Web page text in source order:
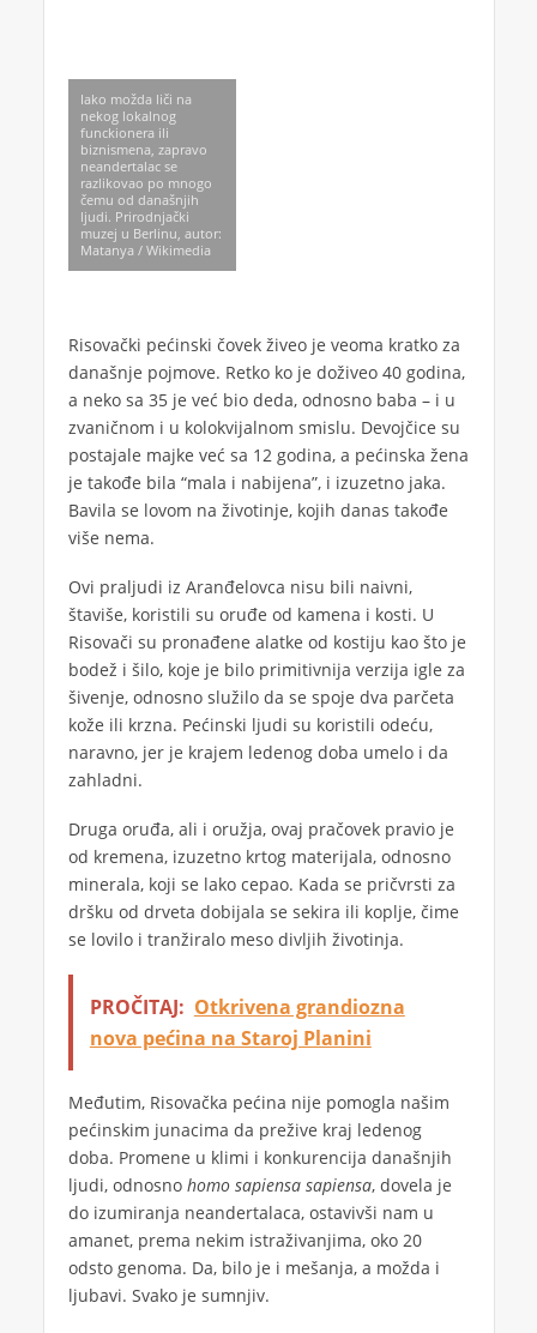
Iako možda liči na
nekog lokalnog
funckionera ili
biznismena, zapravo
neandertalac se
razlikovao po mnogo
čemu od današnjih
ljudi. Prirodnjački
muzej u Berlinu, autor:
Matanya / Wikimedia
Risovački pećinski čovek živeo je veoma kratko za
današnje pojmove. Retko ko je doživeo 40 godina,
a neko sa 35 je već bio deda, odnosno baba – i u
zvaničnom i u kolokvijalnom smislu. Devojčice su
postajale majke već sa 12 godina, a pećinska žena
je takođe bila “mala i nabijena”, i izuzetno jaka.
Bavila se lovom na životinje, kojih danas takođe
više nema.
Ovi praljudi iz Aranđelovca nisu bili naivni,
štaviše, koristili su oruđe od kamena i kosti. U
Risovači su pronađene alatke od kostiju kao što je
bodež i šilo, koje je bilo primitivnija verzija igle za
šivenje, odnosno služilo da se spoje dva parčeta
kože ili krzna. Pećinski ljudi su koristili odeću,
naravno, jer je krajem ledenog doba umelo i da
zahladni.
Druga oruđa, ali i oružja, ovaj pračovek pravio je
od kremena, izuzetno krtog materijala, odnosno
minerala, koji se lako cepao. Kada se pričvrsti za
dršku od drveta dobijala se sekira ili koplje, čime
se lovilo i tranžiralo meso divljih životinja.
PROČITAJ: Otkrivena grandiozna
nova pećina na Staroj Planini
Međutim, Risovačka pećina nije pomogla našim
pećinskim junacima da prežive kraj ledenog
doba. Promene u klimi i konkurencija današnjih
ljudi, odnosno homo sapiensa sapiensa, dovela je
do izumiranja neandertalaca, ostavivši nam u
amanet, prema nekim istraživanjima, oko 20
odsto genoma. Da, bilo je i mešanja, a možda i
ljubavi. Svako je sumnjiv.